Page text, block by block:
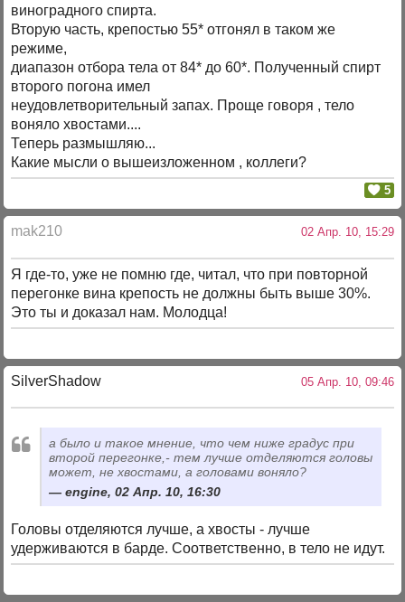
виноградного спирта.
Вторую часть, крепостью 55* отгонял в таком же
режиме,
диапазон отбора тела от 84* до 60*. Полученный спирт
второго погона имел
неудовлетворительный запах. Проще говоря , тело
воняло хвостами....
Теперь размышляю...
Какие мысли о вышеизложенном , коллеги?
5
mak210 02 Апр. 10, 15:29
Я где-то, уже не помню где, читал, что при повторной
перегонке вина крепость не должны быть выше 30%.
Это ты и доказал нам. Молодца!
SilverShadow 05 Апр. 10, 09:46
а было и такое мнение, что чем ниже градус при
второй перегонке,- тем лучше отделяются головы
может, не хвостами, а головами воняло?
engine, 02 Апр. 10, 16:30
Головы отделяются лучше, а хвосты - лучше
удерживаются в барде. Соответственно, в тело не идут.